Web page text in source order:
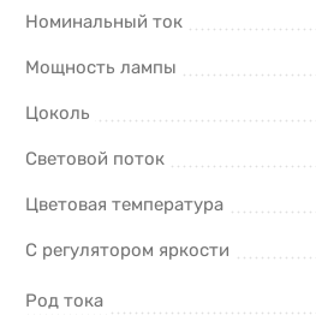
Номинальный ток
Мощность лампы
Цоколь
Световой поток
Цветовая температура
С регулятором яркости
Род тока